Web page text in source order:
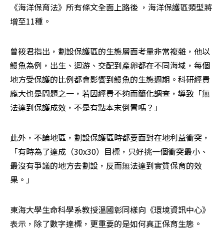
《海洋保育法》所有條文全面上路後 ，海洋保護區類型將
增至11種。
曾筱君指出，劃設保護區的生態層面考量非常複雜，他以
鰻魚為例，出生、迴游、交配到產卵都在不同海域，每個
地方受保護的比例都會影響到鰻魚的生態週期。科研經費
龐大也是問題之一，若因經費不夠而簡化調查，導致「無
法達到保護成效，不是有點本末倒置嗎？」
此外，不論地區，劃設保護區時都要面對在地利益衝突，
「有時為了達成（30x30）目標，只好挑一個衝突最小、
最沒有爭議的地方去劃設，反而無法達到實質保育的效
果。」
東海大學生命科學系教授溫國彰同樣向《環境資訊中心》
表示，除了數字達標，更重要的是如何真正保育生態。